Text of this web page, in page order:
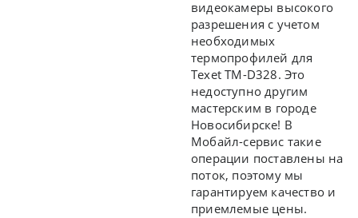
видеокамеры высокого
разрешения с учетом
необходимых
термопрофилей для
Texet TM-D328. Это
недоступно другим
мастерским в городе
Новосибирске! В
Мобайл-сервис такие
операции поставлены на
поток, поэтому мы
гарантируем качество и
приемлемые цены.